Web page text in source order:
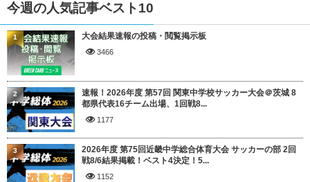
今週の人気記事ベスト10
大会結果速報の投稿・閲覧掲示板
3466
1
速報！2026年度 第57回 関東中学校サッカー大会＠茨城 8
都県代表16チーム出場、1回戦8...
1177
2
2026年度 第75回近畿中学総合体育大会 サッカーの部 2回
戦8/6結果掲載！ベスト4決定！5...
1152
3